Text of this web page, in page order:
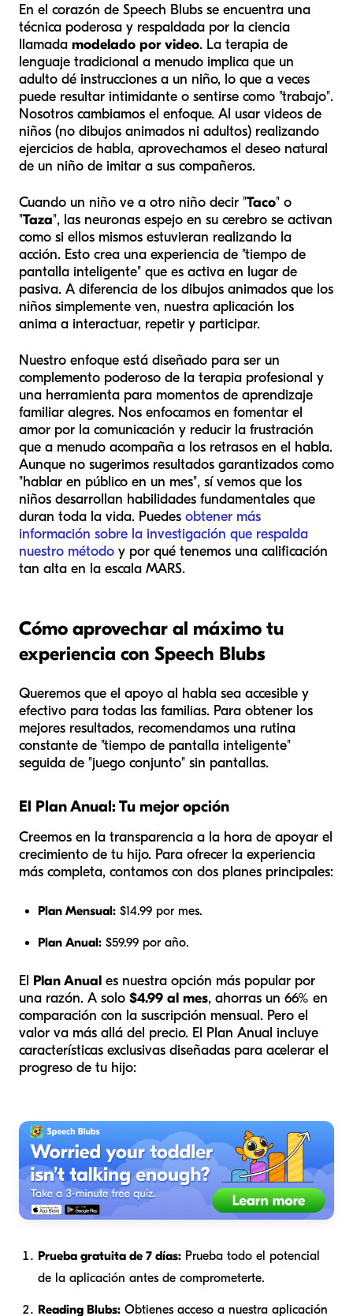
En el corazón de Speech Blubs se encuentra una
técnica poderosa y respaldada por la ciencia
llamada modelado por video. La terapia de
lenguaje tradicional a menudo implica que un
adulto dé instrucciones a un niño, lo que a veces
puede resultar intimidante o sentirse como "trabajo".
Nosotros cambiamos el enfoque. Al usar videos de
niños (no dibujos animados ni adultos) realizando
ejercicios de habla, aprovechamos el deseo natural
de un niño de imitar a sus compañeros.
Cuando un niño ve a otro niño decir "Taco" o
"Taza", las neuronas espejo en su cerebro se activan
como si ellos mismos estuvieran realizando la
acción. Esto crea una experiencia de "tiempo de
pantalla inteligente" que es activa en lugar de
pasiva. A diferencia de los dibujos animados que los
niños simplemente ven, nuestra aplicación los
anima a interactuar, repetir y participar.
Nuestro enfoque está diseñado para ser un
complemento poderoso de la terapia profesional y
una herramienta para momentos de aprendizaje
familiar alegres. Nos enfocamos en fomentar el
amor por la comunicación y reducir la frustración
que a menudo acompaña a los retrasos en el habla.
Aunque no sugerimos resultados garantizados como
"hablar en público en un mes", sí vemos que los
niños desarrollan habilidades fundamentales que
duran toda la vida. Puedes obtener más
información sobre la investigación que respalda
nuestro método y por qué tenemos una calificación
tan alta en la escala MARS.
Cómo aprovechar al máximo tu
experiencia con Speech Blubs
Queremos que el apoyo al habla sea accesible y
efectivo para todas las familias. Para obtener los
mejores resultados, recomendamos una rutina
constante de "tiempo de pantalla inteligente"
seguida de "juego conjunto" sin pantallas.
El Plan Anual: Tu mejor opción
Creemos en la transparencia a la hora de apoyar el
crecimiento de tu hijo. Para ofrecer la experiencia
más completa, contamos con dos planes principales:
Plan Mensual: $14.99 por mes.
Plan Anual: $59.99 por año.
El Plan Anual es nuestra opción más popular por
una razón. A solo $4.99 al mes, ahorras un 66% en
comparación con la suscripción mensual. Pero el
valor va más allá del precio. El Plan Anual incluye
características exclusivas diseñadas para acelerar el
progreso de tu hijo:
Prueba gratuita de 7 días: Prueba todo el potencial
de la aplicación antes de comprometerte.
Reading Blubs: Obtienes acceso a nuestra aplicación